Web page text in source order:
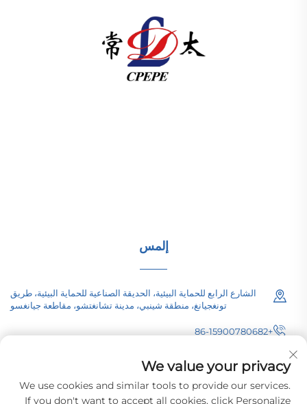
إلمس
الشارع الرابع للحماية البيئية، الحديقة الصناعية للحماية البيئية، طريق
تونغجيانغ، منطقة شينبي، مدينة تشانغتشو، مقاطعة جيانغسو
+86-15900780682
[email protected]
We value your privacy
We use cookies and similar tools to provide our services.
If you don't want to accept all cookies, click Personalize